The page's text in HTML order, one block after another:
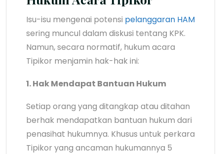
Isu-isu mengenai potensi pelanggaran HAM
sering muncul dalam diskusi tentang KPK.
Namun, secara normatif, hukum acara
Tipikor menjamin hak-hak ini:
1. Hak Mendapat Bantuan Hukum
Setiap orang yang ditangkap atau ditahan
berhak mendapatkan bantuan hukum dari
penasihat hukumnya. Khusus untuk perkara
Tipikor yang ancaman hukumannya 5